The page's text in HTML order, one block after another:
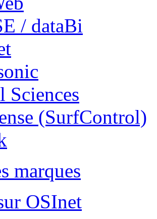
/ dataBi
Sciences
(SurfControl)
marques
OSInet